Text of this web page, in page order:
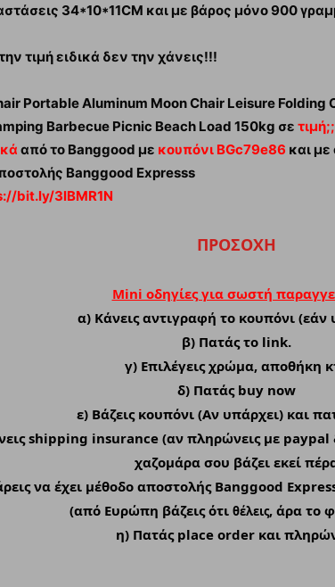
34*10*11CM και με βάρος μόνο 900
τιμή ειδικά δεν την χάνεις!!!
Portable Aluminum Moon Chair Leisure Folding
Barbecue Picnic Beach Load 150kg σε
από το Banggood με κουπόνι BGc79e86 και
Banggood Expresss
bit.ly/3lBMR1N
ΠΡΟΣΟΧΗ
Mini οδηγίες για σωστή
α) Κάνεις αντιγραφή το κουπόνι (εάν
β) Πατάς το link.
γ) Επιλέγεις χρώμα, αποθήκη
δ) Πατάς buy now
ε) Βάζεις κουπόνι (Αν υπάρχει) και
shipping insurance (αν πληρώνεις με paypal
χαζομάρα σου βάζει εκεί
να έχει μέθοδο αποστολής Banggood
(από Ευρώπη βάζεις ότι θέλεις, άρα το
η) Πατάς place order και